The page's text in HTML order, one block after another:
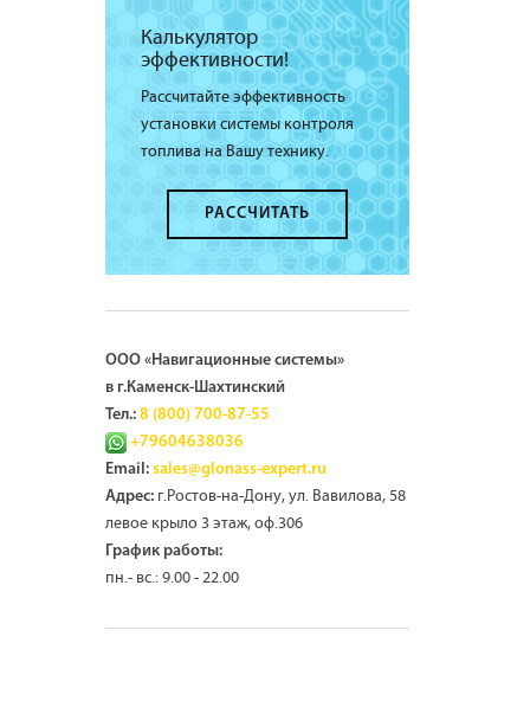
Калькулятор
эффективности!
Рассчитайте эффективность
установки системы контроля
топлива на Вашу технику.
РАССЧИТАТЬ
ООО «Навигационные системы»
в г.Каменск-Шахтинский
Тел.: 8 (800) 700-87-55
+79604638036
Email: sales@glonass-expert.ru
Адрес:г.Ростов-на-Дону, ул. Вавилова, 58
левое крыло 3 этаж, оф.306
График работы:
пн.- вс.: 9.00 - 22.00